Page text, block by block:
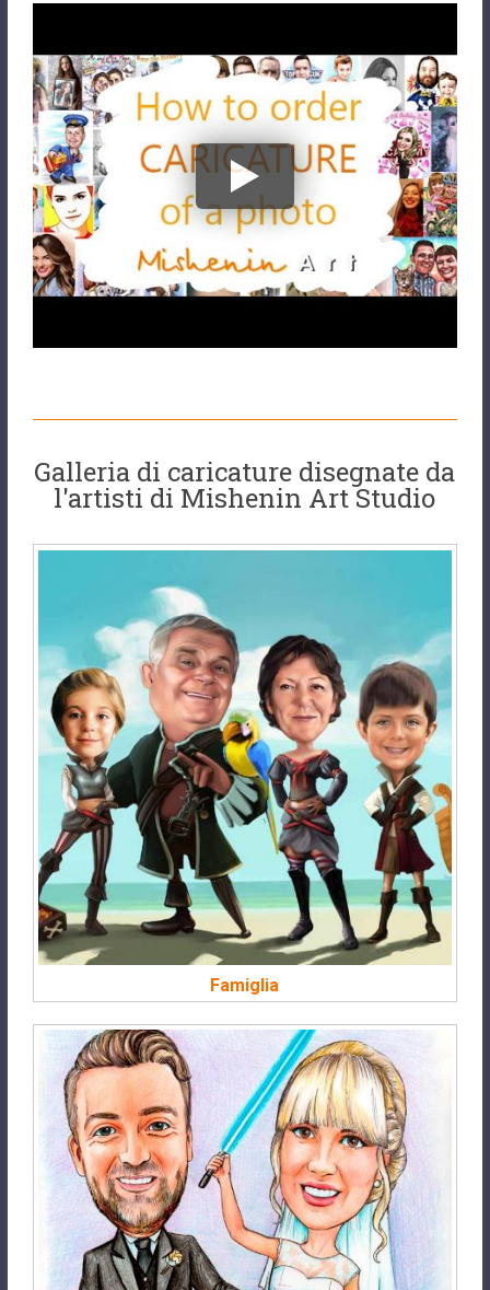
Galleria di caricature disegnate da
l'artisti di Mishenin Art Studio
Famiglia